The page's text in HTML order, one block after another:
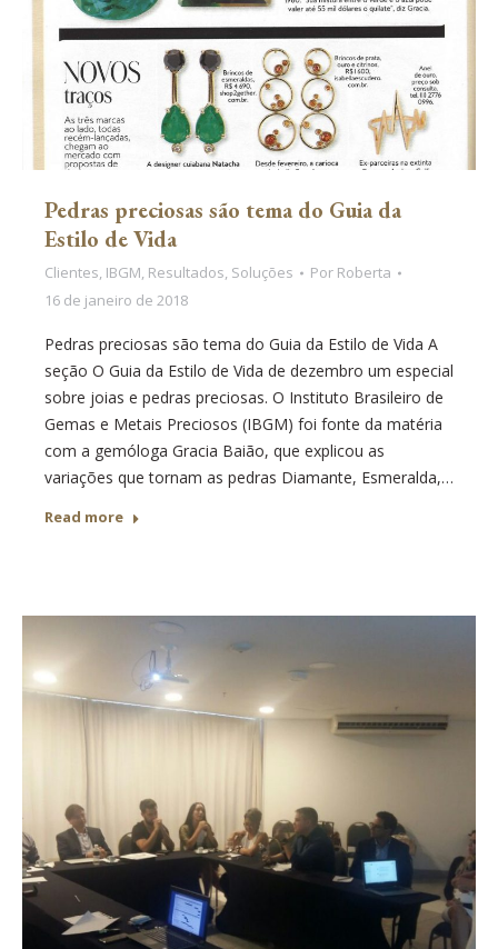
Pedras preciosas são tema do Guia da
Estilo de Vida
Clientes, IBGM, Resultados, Soluções Por Roberta
16 de janeiro de 2018
Pedras preciosas são tema do Guia da Estilo de Vida A
seção O Guia da Estilo de Vida de dezembro um especial
sobre joias e pedras preciosas. O Instituto Brasileiro de
Gemas e Metais Preciosos (IBGM) foi fonte da matéria
com a gemóloga Gracia Baião, que explicou as
variações que tornam as pedras Diamante, Esmeralda,…
Read more